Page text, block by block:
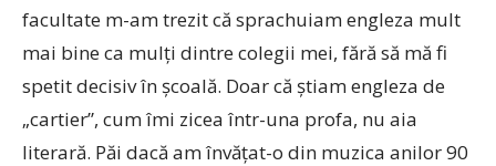
facultate m-am trezit că sprachuiam engleza mult
mai bine ca mulţi dintre colegii mei, fără să mă fi
spetit decisiv în şcoală. Doar că ştiam engleza de
„cartier”, cum îmi zicea într-una profa, nu aia
literară. Păi dacă am învăţat-o din muzica anilor 90